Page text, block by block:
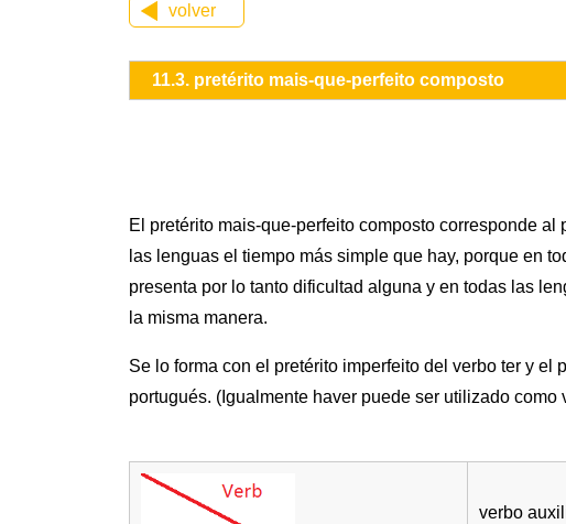
volver
11.3. pretérito mais-que-perfeito composto
El pretérito mais-que-perfeito composto corresponde
las lenguas el tiempo más simple que hay, porque en
presenta por lo tanto dificultad alguna y en todas las
la misma manera.
Se lo forma con el pretérito imperfeito del verbo ter y
portugués. (Igualmente haver puede ser utilizado
verbo